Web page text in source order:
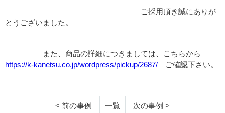
ご採用頂き誠にありが
とうございました。
また、商品の詳細につきましては、こちらから
https://k-kanetsu.co.jp/wordpress/pickup/2687/ ご確認下さい。
< 前の事例 一覧 次の事例 >